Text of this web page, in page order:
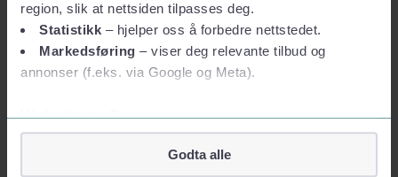
region, slik at nettsiden tilpasses deg.
Statistikk – hjelper oss å forbedre nettstedet.
Markedsføring – viser deg relevante tilbud og
annonser (f.eks. via Google og Meta).
Vil du vite mer?
Om informasjonskapsler
Googles retningslinjer for personvern
Godta alle